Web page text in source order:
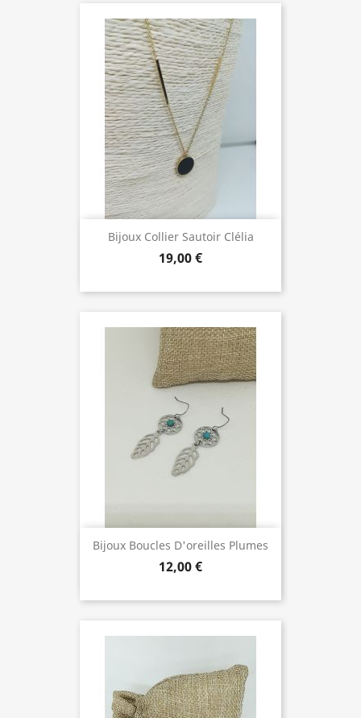
Bijoux Collier Sautoir Clélia
19,00 €
Bijoux Boucles D'oreilles Plumes
12,00 €